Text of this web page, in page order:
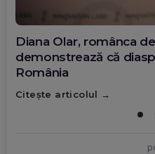
Diana Olar, românca
demonstrează că
România
Citește articolul